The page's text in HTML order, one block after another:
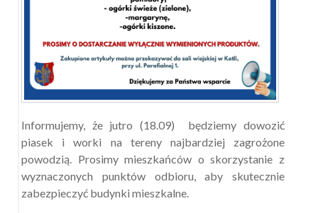
Informujemy, że jutro (18.09) będziemy dowozić
piasek i worki na tereny najbardziej zagrożone
powodzią. Prosimy mieszkańców o skorzystanie z
wyznaczonych punktów odbioru, aby skutecznie
zabezpieczyć budynki mieszkalne.